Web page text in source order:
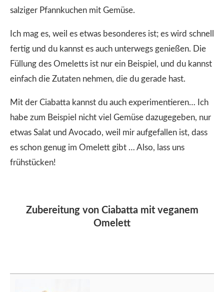
salziger Pfannkuchen mit Gemüse.
Ich mag es, weil es etwas besonderes ist; es wird schnell
fertig und du kannst es auch unterwegs genießen. Die
Füllung des Omeletts ist nur ein Beispiel, und du kannst
einfach die Zutaten nehmen, die du gerade hast.
Mit der Ciabatta kannst du auch experimentieren… Ich
habe zum Beispiel nicht viel Gemüse dazugegeben, nur
etwas Salat und Avocado, weil mir aufgefallen ist, dass
es schon genug im Omelett gibt … Also, lass uns
frühstücken!
Zubereitung von Ciabatta mit veganem
Omelett